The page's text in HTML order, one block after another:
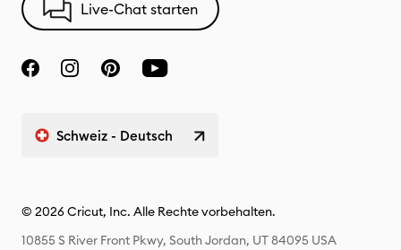
Live-Chat starten
Schweiz - Deutsch
© 2026 Cricut, Inc. Alle Rechte vorbehalten.
10855 S River Front Pkwy, South Jordan, UT 84095 USA